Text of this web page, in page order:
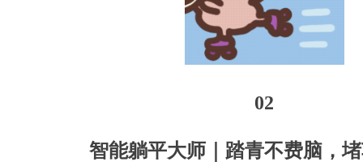
02
智能躺平大师 ｜踏青不费脑，